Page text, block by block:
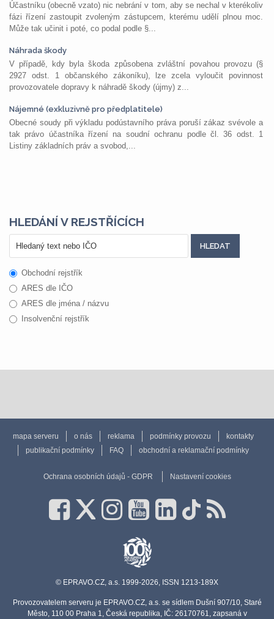
Účastníku (obecně vzato) nic nebrání v tom, aby se nechal v kterékoliv
fázi řízení zastoupit zvoleným zástupcem, kterému udělí plnou moc.
Může tak učinit i poté, co podal podle §...
Náhrada škody
V případě, kdy byla škoda způsobena zvláštní povahou provozu (§
2927 odst. 1 občanského zákoníku), lze zcela vyloučit povinnost
provozovatele dopravy k náhradě škody (újmy) z...
Nájemné (exkluzivně pro předplatitele)
Obecné soudy při výkladu podústavního práva poruší zákaz svévole a
tak právo účastníka řízení na soudní ochranu podle čl. 36 odst. 1
Listiny základních práv a svobod,...
HLEDÁNÍ V REJSTŘÍCÍCH
Obchodní rejstřík
ARES dle IČO
ARES dle jména / názvu
Insolvenční rejstřík
mapa serveru o nás reklama podmínky provozu
kontakty
publikační podmínky
FAQ obchodní a reklamační podmínky
Ochrana osobních údajů - GDPR Nastavení cookies
© EPRAVO.CZ, a.s. 1999-2026, ISSN 1213-189X
Provozovatelem serveru je EPRAVO.CZ, a.s. se sídlem Dušní 907/10, Staré
Město, 110 00 Praha 1, Česká republika, IČ: 26170761, zapsaná v